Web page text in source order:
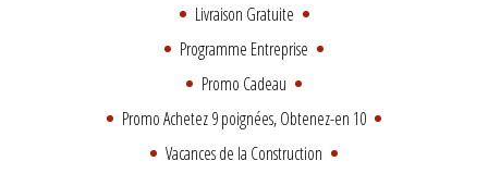
Livraison Gratuite
Programme Entreprise
Promo Cadeau
Promo Achetez 9 poignées, Obtenez-en 10
Vacances de la Construction